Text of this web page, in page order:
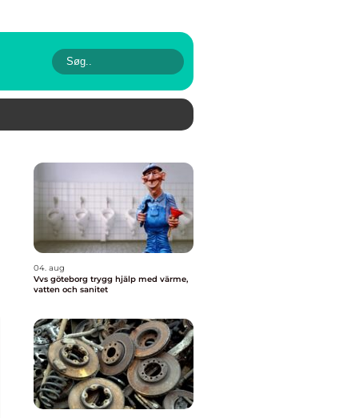
04. aug
Vvs göteborg trygg hjälp med värme,
vatten och sanitet